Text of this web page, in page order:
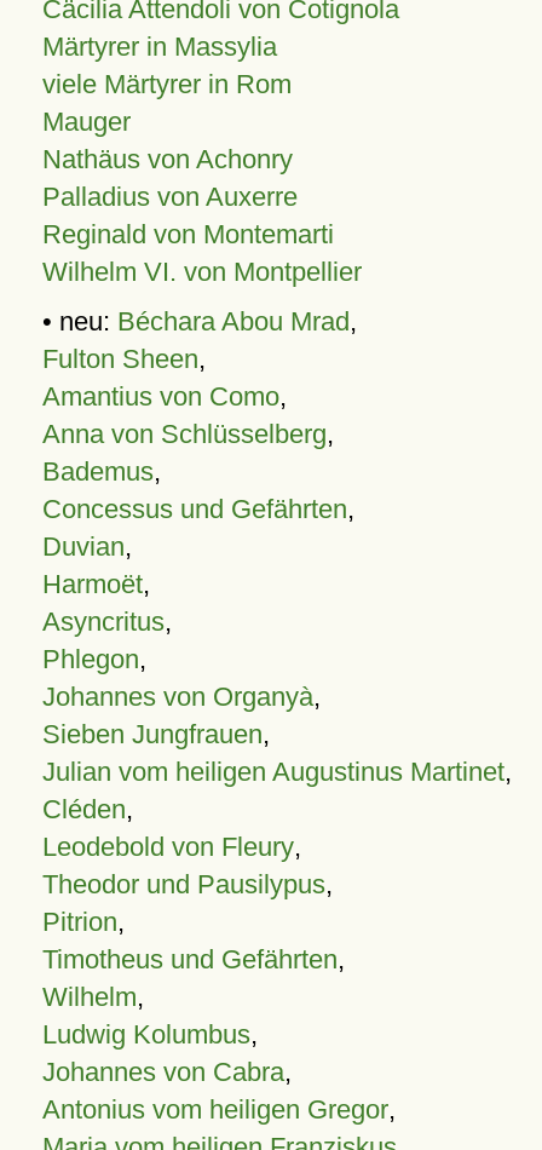
Cäcilia Attendoli von Cotignola
Märtyrer in Massylia
viele Märtyrer in Rom
Mauger
Nathäus von Achonry
Palladius von Auxerre
Reginald von Montemarti
Wilhelm VI. von Montpellier
• neu: Béchara Abou Mrad,
Fulton Sheen,
Amantius von Como,
Anna von Schlüsselberg,
Bademus,
Concessus und Gefährten,
Duvian,
Harmoët,
Asyncritus,
Phlegon,
Johannes von Organyà,
Sieben Jungfrauen,
Julian vom heiligen Augustinus Martinet,
Cléden,
Leodebold von Fleury,
Theodor und Pausilypus,
Pitrion,
Timotheus und Gefährten,
Wilhelm,
Ludwig Kolumbus,
Johannes von Cabra,
Antonius vom heiligen Gregor,